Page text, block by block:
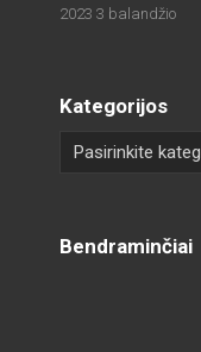
2023 3 balandžio
Kategorijos
Bendraminčiai